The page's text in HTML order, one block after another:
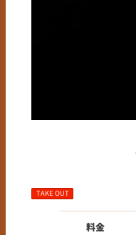
TAKE OUT
料金